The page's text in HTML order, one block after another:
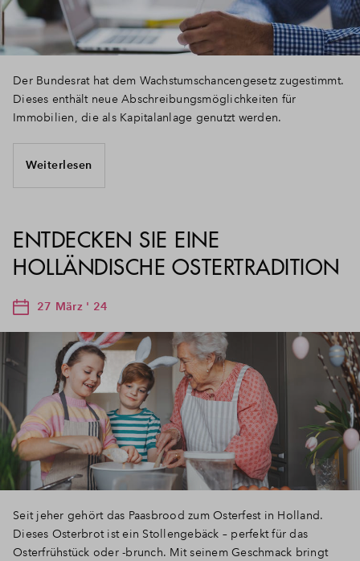
Der Bundesrat hat dem Wachstumschancengesetz zugestimmt.
Dieses enthält neue Abschreibungsmöglichkeiten für
Immobilien, die als Kapitalanlage genutzt werden.
Weiterlesen
ENTDECKEN SIE EINE
HOLLÄNDISCHE OSTERTRADITION
27 März ' 24
Seit jeher gehört das Paasbrood zum Osterfest in Holland.
Dieses Osterbrot ist ein Stollengebäck – perfekt für das
Osterfrühstück oder -brunch. Mit seinem Geschmack bringt